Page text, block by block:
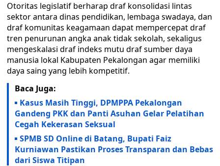
Otoritas legislatif berharap draf konsolidasi lintas
sektor antara dinas pendidikan, lembaga swadaya, dan
draf komunitas keagamaan dapat mempercepat draf
tren penurunan angka anak tidak sekolah, sekaligus
mengeskalasi draf indeks mutu draf sumber daya
manusia lokal Kabupaten Pekalongan agar memiliki
daya saing yang lebih kompetitif.
Baca Juga:
Kasus Masih Tinggi, DPMPPA Pekalongan
Gandeng PKK dan Panti Asuhan Gelar Pelatihan
Cegah Kekerasan Seksual
SPMB SD Online di Batang, Bupati Faiz
Kurniawan Pastikan Proses Transparan dan Bebas
dari Siswa Titipan